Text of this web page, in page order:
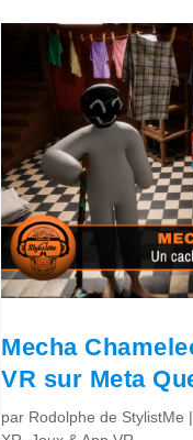
Mecha
VR sur Meta
par Rodolphe de StylistMe